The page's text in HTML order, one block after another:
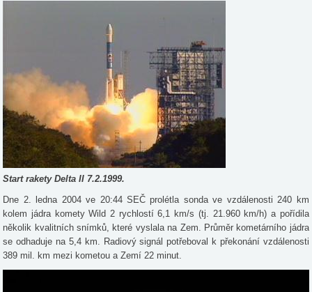
Start rakety Delta II 7.2.1999.
Dne 2. ledna 2004 ve 20:44 SEČ prolétla sonda ve vzdálenosti 240 km
kolem jádra komety Wild 2 rychlostí 6,1 km/s (tj. 21.960 km/h) a pořídila
několik kvalitních snímků, které vyslala na Zem. Průměr kometárního jádra
se odhaduje na 5,4 km. Radiový signál potřeboval k překonání vzdálenosti
389 mil. km mezi kometou a Zemí 22 minut.